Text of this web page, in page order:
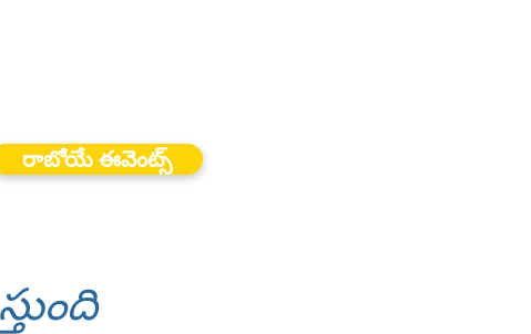
రాబోయే ఈవెంట్స్